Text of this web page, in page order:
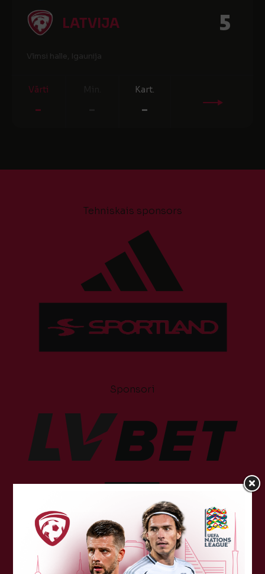
LATVIJA 5
Vīmsi halle, Igaunija
Vārti
-
Kart.
-
Tehniskais sponsors
Sponsori